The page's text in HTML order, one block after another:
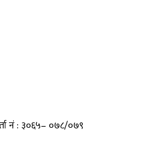
नं : ३०६५– ०७८/०७९